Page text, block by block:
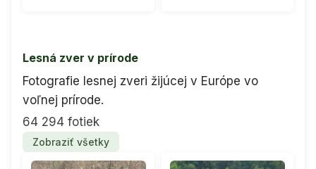
Lesná zver v prírode
Fotografie lesnej zveri žijúcej v Európe vo
voľnej prírode.
64 294 fotiek
Zobraziť všetky